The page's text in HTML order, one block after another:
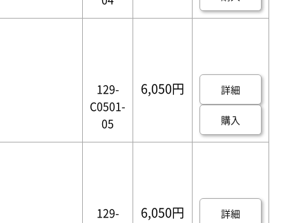
129-
C0501-
05
6,050円 詳細
購入
129-
6,050円 詳細